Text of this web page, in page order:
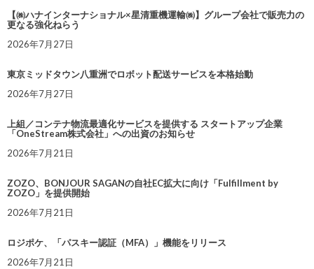
【㈱ハナインターナショナル×星清重機運輸㈱】グループ会社で販売力の
更なる強化ねらう
2026年7月27日
東京ミッドタウン八重洲でロボット配送サービスを本格始動
2026年7月27日
上組／コンテナ物流最適化サービスを提供する スタートアップ企業
「OneStream株式会社」への出資のお知らせ
2026年7月21日
ZOZO、BONJOUR SAGANの自社EC拡大に向け「Fulfillment by
ZOZO」を提供開始
2026年7月21日
ロジポケ、「パスキー認証（MFA）」機能をリリース
2026年7月21日